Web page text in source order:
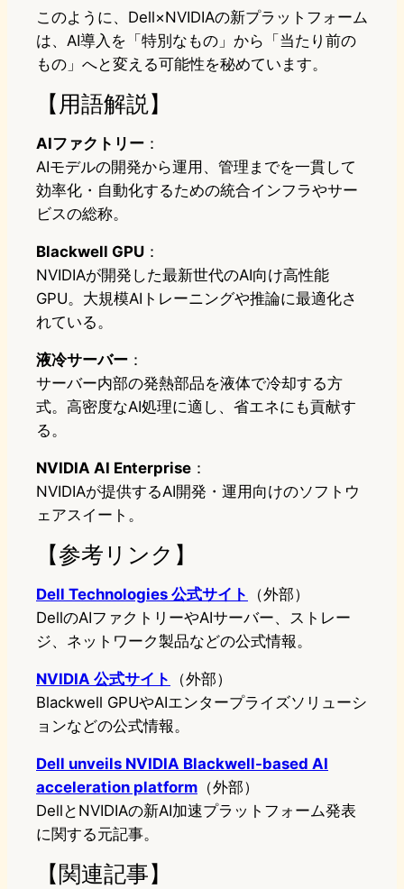
このように、Dell×NVIDIAの新プラットフォーム
は、AI導入を「特別なもの」から「当たり前の
もの」へと変える可能性を秘めています。
【用語解説】
AIファクトリー ：
AIモデルの開発から運用、管理までを一貫して
効率化・自動化するための統合インフラやサー
ビスの総称。
Blackwell GPU ：
NVIDIAが開発した最新世代のAI向け高性能
GPU。大規模AIトレーニングや推論に最適化さ
れている。
液冷サーバー ：
サーバー内部の発熱部品を液体で冷却する方
式。高密度なAI処理に適し、省エネにも貢献す
る。
NVIDIA AI Enterprise ：
NVIDIAが提供するAI開発・運用向けのソフトウ
ェアスイート。
【参考リンク】
Dell Technologies 公式サイト
（外部）
DellのAIファクトリーやAIサーバー、ストレー
ジ、ネットワーク製品などの公式情報。
NVIDIA 公式サイト
（外部）
Blackwell GPUやAIエンタープライズソリューシ
ョンなどの公式情報。
Dell unveils NVIDIA Blackwell-based AI
acceleration platform （外部）
DellとNVIDIAの新AI加速プラットフォーム発表
に関する元記事。
【関連記事】